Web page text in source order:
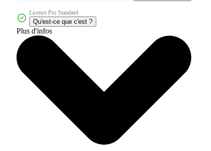
Licence Pro Standard
Qu'est-ce que c'est ?
Plus d'infos